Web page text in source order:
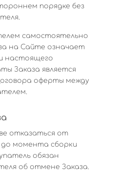
порядке без
самостоятельно
на Сайте означает
настоящего
Заказа является
оферты между
отказаться от
до момента сборки
обязан
об отмене Заказа.